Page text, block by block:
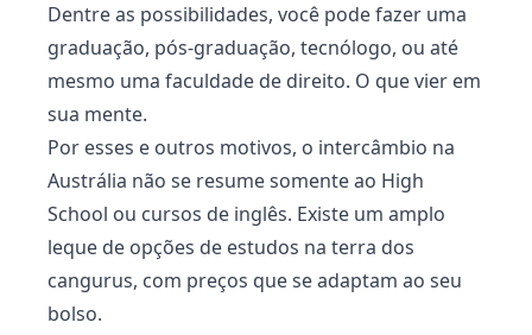
Dentre as possibilidades, você pode fazer uma
graduação, pós-graduação, tecnólogo, ou até
mesmo uma faculdade de direito. O que vier em
sua mente.
Por esses e outros motivos, o intercâmbio na
Austrália não se resume somente ao High
School ou cursos de inglês. Existe um amplo
leque de opções de estudos na terra dos
cangurus, com preços que se adaptam ao seu
bolso.